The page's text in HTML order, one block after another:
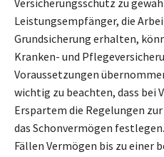
Versicherungsschutz zu
Leistungsempfänger, die
Grundsicherung erhalten,
Kranken- und
Voraussetzungen
wichtig zu beachten, dass bei
Erspartem die Regelungen
das Schonvermögen
Fällen Vermögen bis zu einer